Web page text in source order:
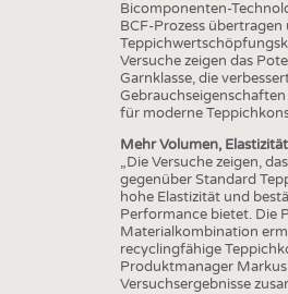
PUBLIKATIONEN
Bicomponenten-
BCF-Prozess
Versuche zeigen das
Garnklasse, die
für moderne
Mehr Volumen,
„Die Versuche zeigen,
gegenüber Standard
hohe Elastizität und
Performance bietet. Die
Materialkombination
recyclingfähige
Produktmanager
Versuchsergebnisse